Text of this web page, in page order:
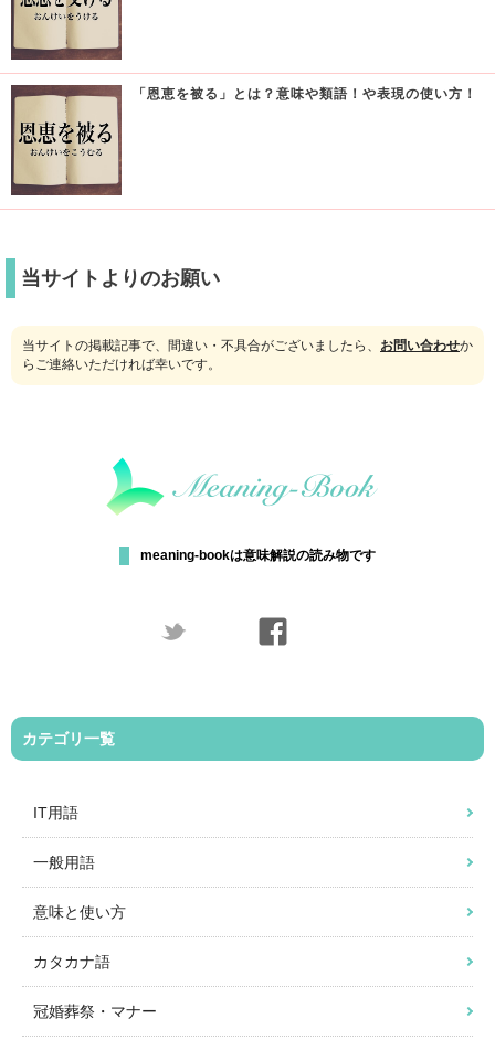
「恩恵を被る」とは？意味や類語！や表現の使い方！
当サイトよりのお願い
当サイトの掲載記事で、間違い・不具合がございましたら、 お問い合わせか
らご連絡いただければ幸いです。
meaning-bookは意味解説の読み物です
カテゴリ一覧
IT用語
一般用語
意味と使い方
カタカナ語
冠婚葬祭・マナー